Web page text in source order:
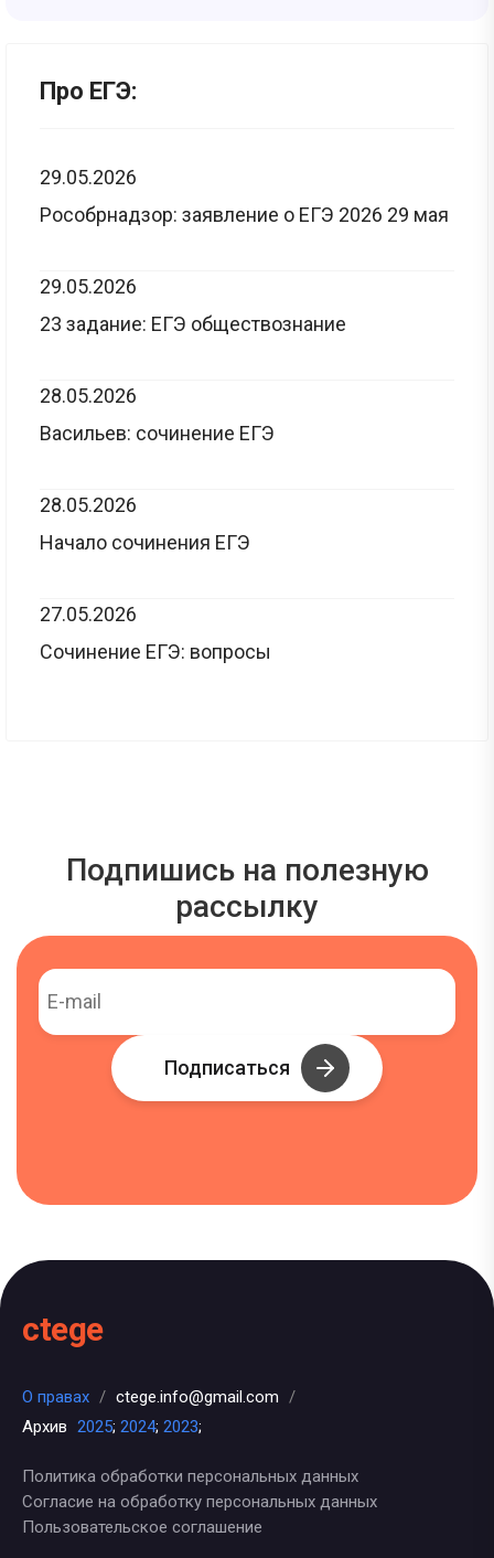
Про ЕГЭ:
29.05.2026
Рособрнадзор: заявление о ЕГЭ 2026 29 мая
29.05.2026
23 задание: ЕГЭ обществознание
28.05.2026
Васильев: сочинение ЕГЭ
28.05.2026
Начало сочинения ЕГЭ
27.05.2026
Сочинение ЕГЭ: вопросы
Подпишись на полезную
рассылку
Подписаться
ctege
О правах / ctege.info@gmail.com /
Архив 2025; 2024; 2023;
Политика обработки персональных данных
Согласие на обработку персональных данных
Пользовательское соглашение